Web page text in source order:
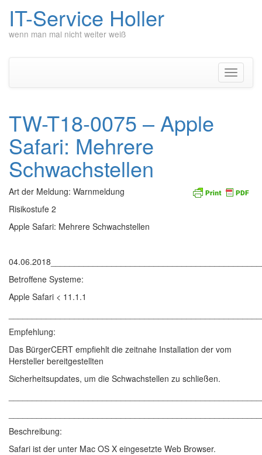
IT-Service Holler
wenn man mal nicht weiter weiß
TW-T18-0075 – Apple
Safari: Mehrere
Schwachstellen
Art der Meldung: Warnmeldung
Risikostufe 2
Apple Safari: Mehrere Schwachstellen
Betroffene Systeme:
Apple Safari < 11.1.1
Empfehlung:
Das BürgerCERT empfiehlt die zeitnahe Installation der vom
Hersteller bereitgestellten
Sicherheitsupdates, um die Schwachstellen zu schließen.
Beschreibung:
Safari ist der unter Mac OS X eingesetzte Web Browser.